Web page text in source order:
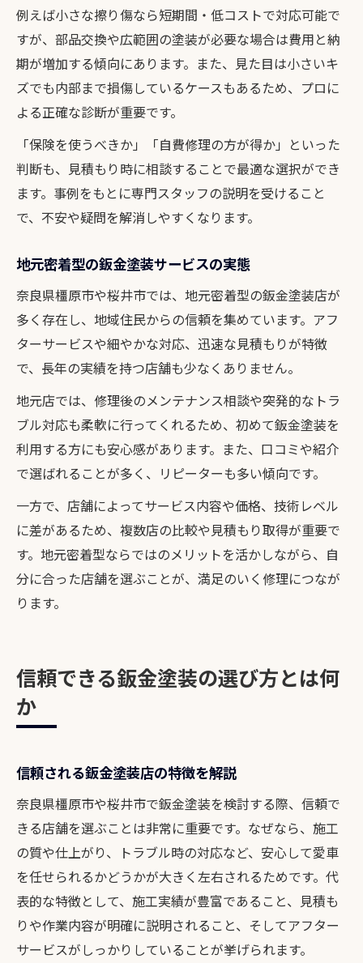
例えば小さな擦り傷なら短期間・低コストで対応可能で
すが、部品交換や広範囲の塗装が必要な場合は費用と納
期が増加する傾向にあります。また、見た目は小さいキ
ズでも内部まで損傷しているケースもあるため、プロに
よる正確な診断が重要です。
「保険を使うべきか」「自費修理の方が得か」といった
判断も、見積もり時に相談することで最適な選択ができ
ます。事例をもとに専門スタッフの説明を受けること
で、不安や疑問を解消しやすくなります。
地元密着型の鈑金塗装サービスの実態
奈良県橿原市や桜井市では、地元密着型の鈑金塗装店が
多く存在し、地域住民からの信頼を集めています。アフ
ターサービスや細やかな対応、迅速な見積もりが特徴
で、長年の実績を持つ店舗も少なくありません。
地元店では、修理後のメンテナンス相談や突発的なトラ
ブル対応も柔軟に行ってくれるため、初めて鈑金塗装を
利用する方にも安心感があります。また、口コミや紹介
で選ばれることが多く、リピーターも多い傾向です。
一方で、店舗によってサービス内容や価格、技術レベル
に差があるため、複数店の比較や見積もり取得が重要で
す。地元密着型ならではのメリットを活かしながら、自
分に合った店舗を選ぶことが、満足のいく修理につなが
ります。
信頼できる鈑金塗装の選び方とは何
か
信頼される鈑金塗装店の特徴を解説
奈良県橿原市や桜井市で鈑金塗装を検討する際、信頼で
きる店舗を選ぶことは非常に重要です。なぜなら、施工
の質や仕上がり、トラブル時の対応など、安心して愛車
を任せられるかどうかが大きく左右されるためです。代
表的な特徴として、施工実績が豊富であること、見積も
りや作業内容が明確に説明されること、そしてアフター
サービスがしっかりしていることが挙げられます。